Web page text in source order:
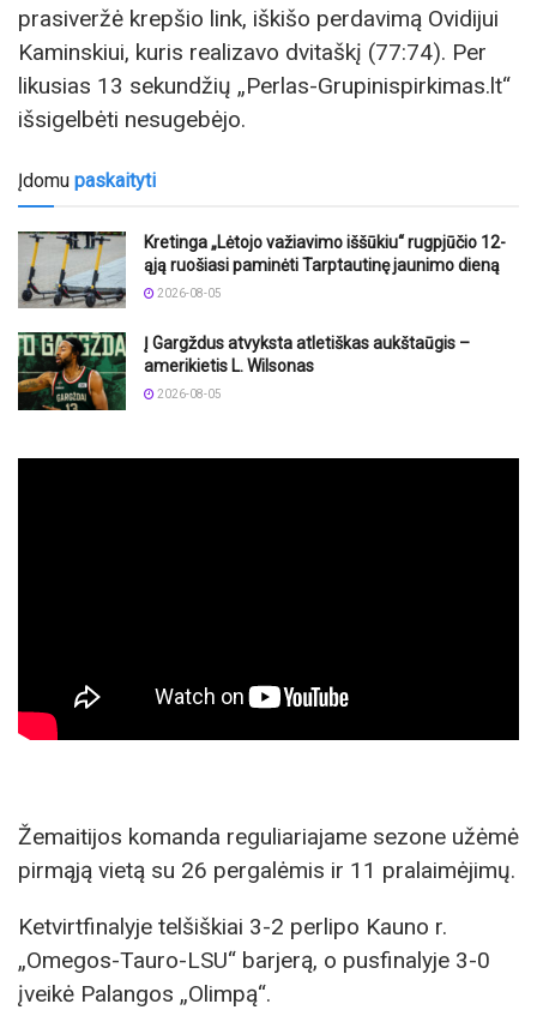
prasiveržė krepšio link, iškišo perdavimą Ovidijui
Kaminskiui, kuris realizavo dvitaškį (77:74). Per
likusias 13 sekundžių „Perlas-Grupinispirkimas.lt“
išsigelbėti nesugebėjo.
Įdomu paskaityti
Kretinga „Lėtojo važiavimo iššūkiu“ rugpjūčio 12-
ąją ruošiasi paminėti Tarptautinę jaunimo dieną
2026-08-05
Į Gargždus atvyksta atletiškas aukštaūgis –
amerikietis L. Wilsonas
2026-08-05
Žemaitijos komanda reguliariajame sezone užėmė
pirmąją vietą su 26 pergalėmis ir 11 pralaimėjimų.
Ketvirtfinalyje telšiškiai 3-2 perlipo Kauno r.
„Omegos-Tauro-LSU“ barjerą, o pusfinalyje 3-0
įveikė Palangos „Olimpą“.